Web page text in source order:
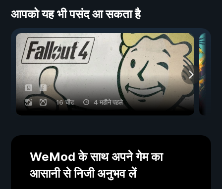
आपको यह भी पसंद आ सकता है
16 चीट 4 महीने पहले
WeMod के साथ अपने गेम का
आसानी से निजी अनुभव लें